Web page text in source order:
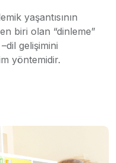
yaşantısının
biri olan “dinleme”
gelişimini
yöntemidir.